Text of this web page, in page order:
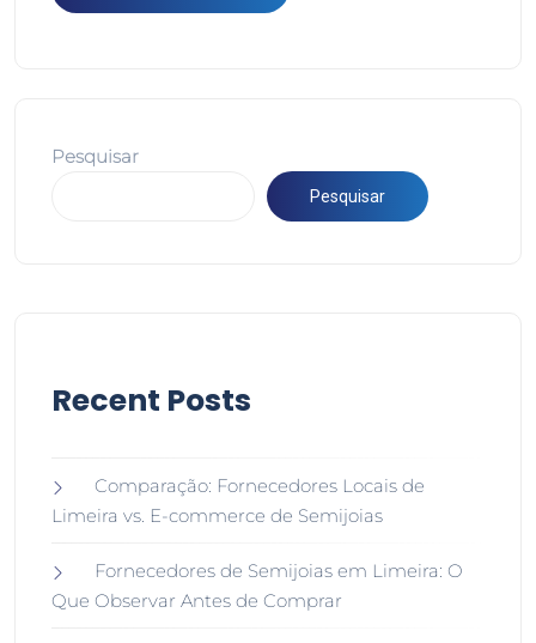
Pesquisar
Pesquisar
Recent Posts
Comparação: Fornecedores Locais de
Limeira vs. E-commerce de Semijoias
Fornecedores de Semijoias em Limeira: O
Que Observar Antes de Comprar